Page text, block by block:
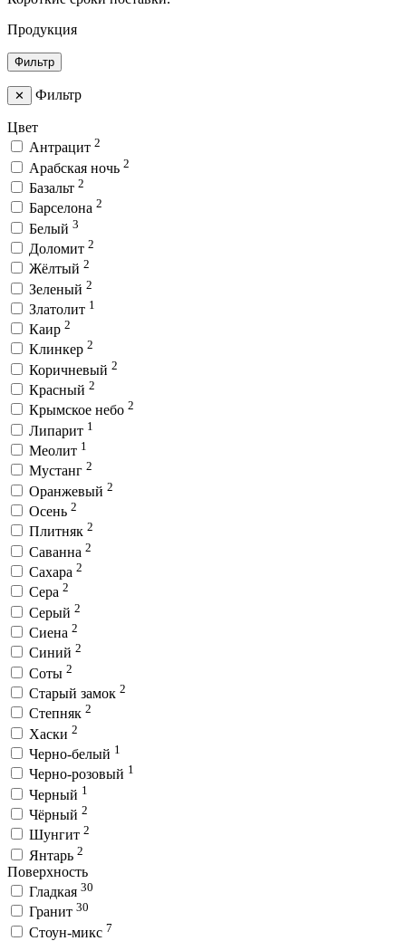
Продукция
Фильтр
✕ Фильтр
Цвет
Антрацит 2
Арабская ночь 2
Базальт 2
Барселона 2
Белый 3
Доломит 2
Жёлтый 2
Зеленый 2
Златолит 1
Каир 2
Клинкер 2
Коричневый 2
Красный 2
Крымское небо 2
Липарит 1
Меолит 1
Мустанг 2
Оранжевый 2
Осень 2
Плитняк 2
Саванна 2
Сахара 2
Сера 2
Серый 2
Сиена 2
Синий 2
Соты 2
Старый замок 2
Степняк 2
Хаски 2
Черно-белый 1
Черно-розовый 1
Черный 1
Чёрный 2
Шунгит 2
Янтарь 2
Поверхность
Гладкая 30
Гранит 30
Стоун-микс 7